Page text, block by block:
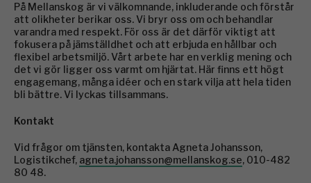
På Mellanskog är vi välkomnande, inkluderande och förstår
att olikheter berikar oss. Vi bryr oss om och behandlar
varandra med respekt. För oss är det därför viktigt att
fokusera på jämställdhet och att erbjuda en hållbar och
flexibel arbetsmiljö. Vårt arbete har en verklig mening och
det vi gör ligger oss varmt om hjärtat. Här finns ett högt
engagemang, många idéer och en stark vilja att hela tiden
bli bättre. Vi lyckas tillsammans.
Kontakt
Vid frågor om tjänsten, kontakta Agneta Johansson,
Logistikchef, agneta.johansson@mellanskog.se, 010-482
80 48.